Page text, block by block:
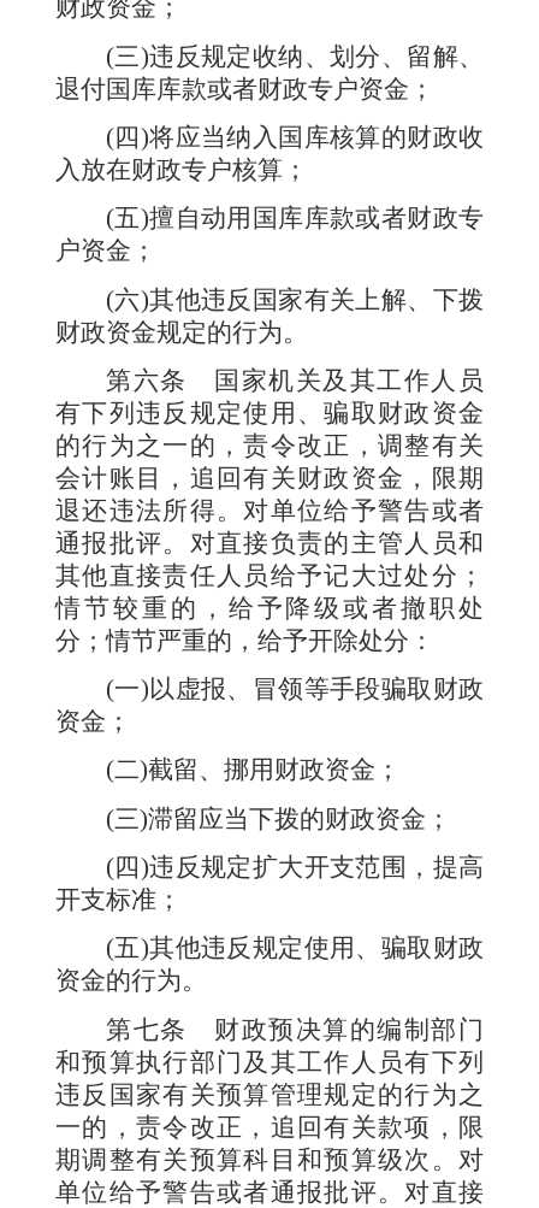
财政资金；
(三)违反规定收纳、划分、留解、
退付国库库款或者财政专户资金；
(四)将应当纳入国库核算的财政收
入放在财政专户核算；
(五)擅自动用国库库款或者财政专
户资金；
(六)其他违反国家有关上解、下拨
财政资金规定的行为。
第六条
国家机关及其工作人员
有下列违反规定使用、骗取财政资金
的行为之一的，责令改正，调整有关
会计账目，追回有关财政资金，限期
退还违法所得。对单位给予警告或者
通报批评。对直接负责的主管人员和
其他直接责任人员给予记大过处分；
情节较重的，给予降级或者撤职处
分；情节严重的，给予开除处分：
(一)以虚报、冒领等手段骗取财政
资金；
(二)截留、挪用财政资金；
(三)滞留应当下拨的财政资金；
(四)违反规定扩大开支范围，提高
开支标准；
(五)其他违反规定使用、骗取财政
资金的行为。
第七条 财政预决算的编制部门
和预算执行部门及其工作人员有下列
违反国家有关预算管理规定的行为之
一的，责令改正，追回有关款项，限
期调整有关预算科目和预算级次。对
单位给予警告或者通报批评。对直接